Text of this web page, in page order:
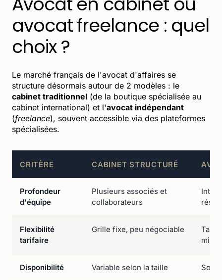
avocat freelance : quel
choix ?
Le marché français de l'avocat d'affaires se
structure désormais autour de 2 modèles : le
cabinet traditionnel (de la boutique spécialisée au
cabinet international) et l'avocat indépendant
(freelance), souvent accessible via des plateformes
spécialisées.
CRITÈRE CABINET STRUCTURÉ
Profondeur
d'équipe
Plusieurs associés et
collaborateurs
Flexibilité
tarifaire
Grille fixe, peu négociable
Disponibilité Variable selon la taille